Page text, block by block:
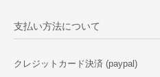
支払い方法について
クレジットカード決済 (paypal)